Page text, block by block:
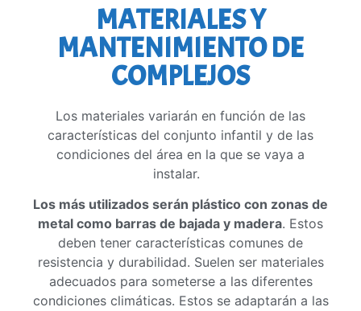
MATERIALES Y
MANTENIMIENTO DE
COMPLEJOS
Los materiales variarán en función de las
características del conjunto infantil y de las
condiciones del área en la que se vaya a
instalar.
Los más utilizados serán plástico con zonas de
metal como barras de bajada y madera. Estos
deben tener características comunes de
resistencia y durabilidad. Suelen ser materiales
adecuados para someterse a las diferentes
condiciones climáticas. Estos se adaptarán a las